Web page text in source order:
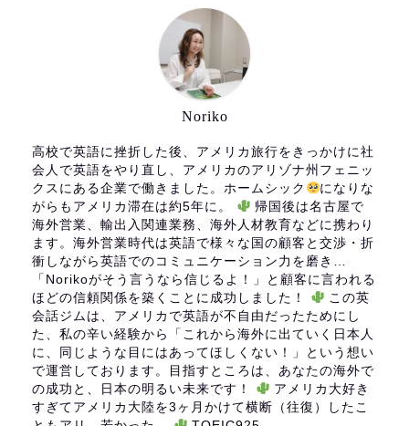
Noriko
高校で英語に挫折した後、アメリカ旅行をきっかけに社
会人で英語をやり直し、アメリカのアリゾナ州フェニッ
クスにある企業で働きました。ホームシック
になりな
がらもアメリカ滞在は約5年に。
帰国後は名古屋で
海外営業、輸出入関連業務、海外人材教育などに携わり
ます。海外営業時代は英語で様々な国の顧客と交渉・折
衝しながら英語でのコミュニケーション力を磨き…
「Norikoがそう言うなら信じるよ！」と顧客に言われる
ほどの信頼関係を築くことに成功しました！
この英
会話ジムは、アメリカで英語が不自由だったためにし
た、私の辛い経験から「これから海外に出ていく日本人
に、同じような目にはあってほしくない！」という想い
で運営しております。目指すところは、あなたの海外で
の成功と、日本の明るい未来です！
アメリカ大好き
すぎてアメリカ大陸を3ヶ月かけて横断（往復）したこ